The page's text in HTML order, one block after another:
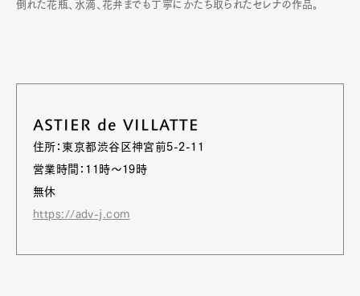
倒れた花瓶、水滴、花弁までも丁寧にかたち取られたセレナの作品。
ASTIER de VILLATTE
住所：東京都渋谷区神宮前5-2-11
営業時間：11時～19時
無休
https://adv-j.com